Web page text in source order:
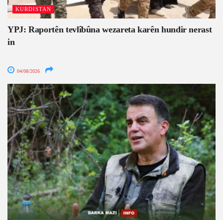
KURDISTAN
YPJ: Raportên tevlîbûna wezareta karên hundir nerast
in
04/08/2026